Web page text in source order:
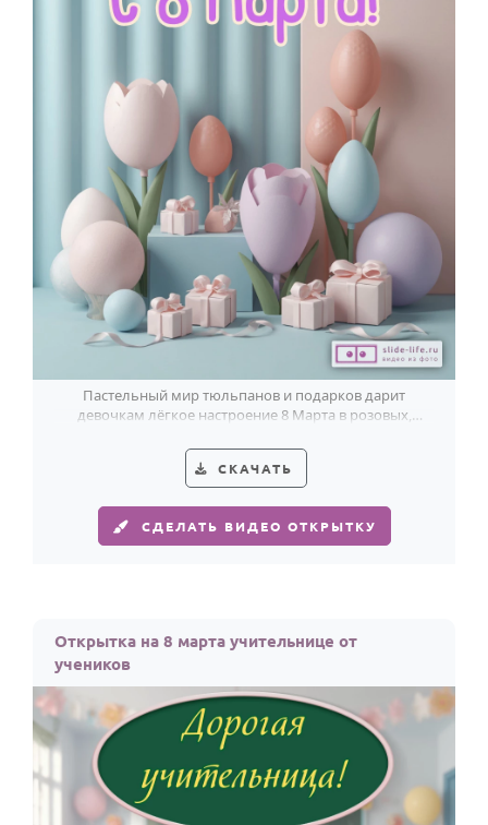
Пастельный мир тюльпанов и подарков дарит
девочкам лёгкое настроение 8 Марта в розовых,
СКАЧАТЬ
СДЕЛАТЬ ВИДЕО ОТКРЫТКУ
Открытка на 8 марта учительнице от
учеников